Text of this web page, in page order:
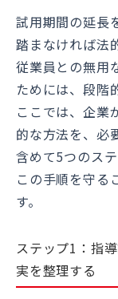
試用期間の延長
踏まなければ法
従業員との無用
ためには、段階
ここでは、企業
的な方法を、必
含めて5つのス
この手順を守る
す。
ステップ1：指
実を整理する